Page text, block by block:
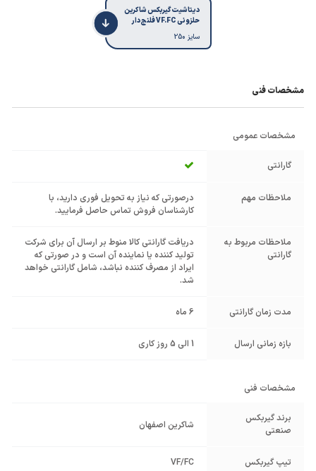
دیتاشیت گیربکس شاکرین
حلزونی VF.FC فلنج دار
سایز 250
مشخصات فنی
مشخصات عمومی
گارانتی
ملاحظات مهم
درصورتی که نیاز به تحویل فوری دارید، با
کارشناسان فروش تماس حاصل فرمایید.
ملاحظات مربوط به
گارانتی
دریافت گارانتی کالا منوط بر ارسال آن برای شرکت
تولید کننده یا نماینده آن است و در صورتی که
ایراد از مصرف کننده نباشد، شامل گارانتی خواهد
شد.
مدت زمان گارانتی 6 ماه
بازه زمانی ارسال 1 الی 5 روز کاری
مشخصات فنی
برند گیربکس
صنعتی
شاکرین اصفهان
تیپ گیربکس VF/FC